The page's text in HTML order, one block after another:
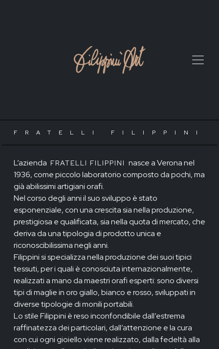
FRATELLI FILIPPINI
L’azienda FRATELLI FILIPPINI nasce a Verona nel
1936, come piccolo laboratorio composto da pochi, ma
già abilissimi artigiani orafi.
Nel corso degli anni il suo sviluppo è stato
esponenziale, con una crescita sia nella produzione,
prestigiosa e qualificata, sia nella quota di mercato, che
deriva da una tipologia di prodotto unica e
riconoscibilissima negli anni.
Filippini si specializza nella produzione dei suoi tipici
tessuti, per i quali è conosciuta internazionalmente,
realizzati a mano da maestri orafi esperti: sono diversi
tipi di maglie in oro giallo, bianco e rosso, sviluppati in
diverse tipologie di monili portabili.
Lo stile Filippini è reso inconfondibile dall’estrema
raffinatezza dei particolari, dall’attenzione e la cura
con cui ogni gioiello viene realizzato, dalla fedeltà alla